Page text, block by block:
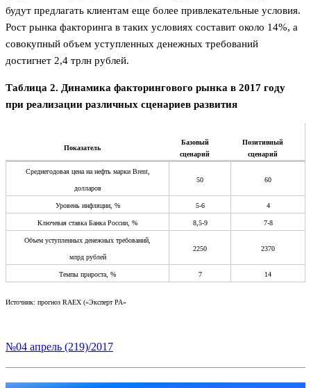
будут предлагать клиентам еще более привлекательные условия.
Рост рынка факторинга в таких условиях составит около 14%, а
совокупный объем уступленных денежных требований
достигнет 2,4 трлн рублей.
Таблица 2. Динамика факторингового рынка в 2017 году
при реализации различных сценариев развития
Показатель
Базовый
сценарий
Позитивный
сценарий
Среднегодовая цена на нефть марки Brent,
долларов
50 60
Уровень инфляции, % 5-6 4
Ключевая ставка Банка России, % 8,5-9 7-8
Объем уступленных денежных требований,
млрд рублей
2250 2370
Темпы прироста, % 7 14
Источник: прогноз RAEX («Эксперт РА»
№04 апрель (219)/2017